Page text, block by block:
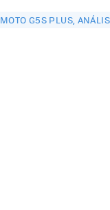
MOTO G5S PLUS,